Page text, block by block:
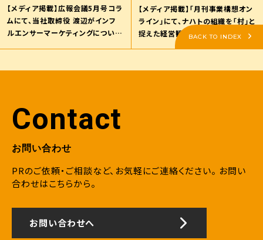
【メディア掲載】広報会議5月号コラ
ムにて、当社取締役 渡辺がインフ
ルエンサーマーケティングについて
【メディア掲載】「月刊事業構想オン
ライン」にて、ナハトの組織を「村」と
捉えた経営観や、平均年齢26歳が
挑戦できる環境について掲載いただ
BACK TO INDEX
Contact
お問い合わせ
PRのご依頼・ご相談など、お気軽にご連絡ください。 お問い
合わせはこちらから。
お問い合わせへ